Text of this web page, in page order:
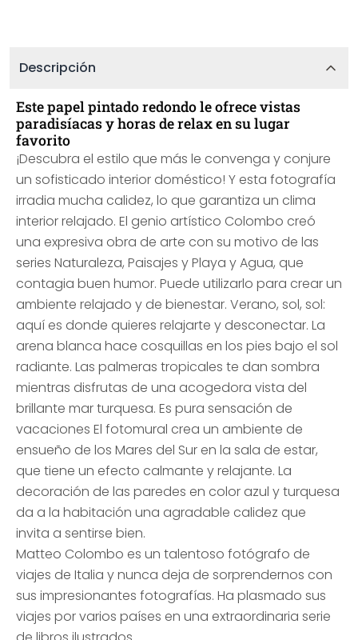
Descripción
Este papel pintado redondo le ofrece vistas
paradisíacas y horas de relax en su lugar
favorito
¡Descubra el estilo que más le convenga y conjure
un sofisticado interior doméstico! Y esta fotografía
irradia mucha calidez, lo que garantiza un clima
interior relajado. El genio artístico Colombo creó
una expresiva obra de arte con su motivo de las
series Naturaleza, Paisajes y Playa y Agua, que
contagia buen humor. Puede utilizarlo para crear un
ambiente relajado y de bienestar. Verano, sol, sol:
aquí es donde quieres relajarte y desconectar. La
arena blanca hace cosquillas en los pies bajo el sol
radiante. Las palmeras tropicales te dan sombra
mientras disfrutas de una acogedora vista del
brillante mar turquesa. Es pura sensación de
vacaciones El fotomural crea un ambiente de
ensueño de los Mares del Sur en la sala de estar,
que tiene un efecto calmante y relajante. La
decoración de las paredes en color azul y turquesa
da a la habitación una agradable calidez que
invita a sentirse bien.
Matteo Colombo es un talentoso fotógrafo de
viajes de Italia y nunca deja de sorprendernos con
sus impresionantes fotografías. Ha plasmado sus
viajes por varios países en una extraordinaria serie